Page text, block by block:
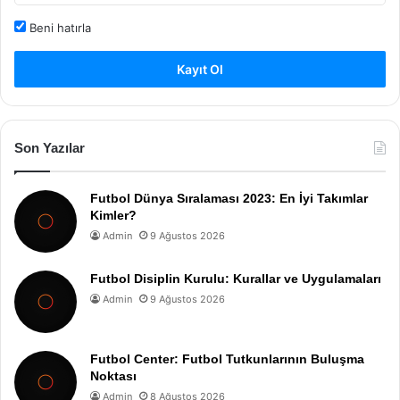
Beni hatırla
Kayıt Ol
Son Yazılar
Futbol Dünya Sıralaması 2023: En İyi Takımlar
Kimler?
Admin 9 Ağustos 2026
Futbol Disiplin Kurulu: Kurallar ve Uygulamaları
Admin 9 Ağustos 2026
Futbol Center: Futbol Tutkunlarının Buluşma
Noktası
Admin 8 Ağustos 2026